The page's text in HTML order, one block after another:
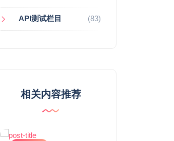
API测试栏目 (83)
相关内容推荐